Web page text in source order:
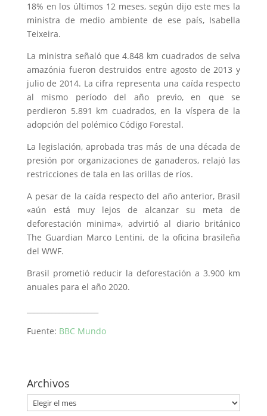
18% en los últimos 12 meses, según dijo este mes la
ministra de medio ambiente de ese país, Isabella
Teixeira.
La ministra señaló que 4.848 km cuadrados de selva
amazónia fueron destruidos entre agosto de 2013 y
julio de 2014. La cifra representa una caída respecto
al mismo período del año previo, en que se
perdieron 5.891 km cuadrados, en la víspera de la
adopción del polémico Código Forestal.
La legislación, aprobada tras más de una década de
presión por organizaciones de ganaderos, relajó las
restricciones de tala en las orillas de ríos.
A pesar de la caída respecto del año anterior, Brasil
«aún está muy lejos de alcanzar su meta de
deforestación minima», advirtió al diario británico
The Guardian Marco Lentini, de la oficina brasileña
del WWF.
Brasil prometió reducir la deforestación a 3.900 km
anuales para el año 2020.
Fuente: BBC Mundo
Archivos
Archivos